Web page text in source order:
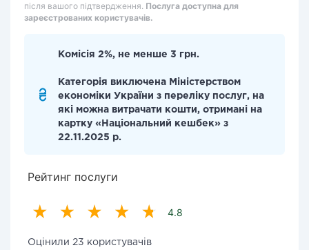
після вашого підтвердження. Послуга доступна для
зареєстрованих користувачів.
Комісія 2%, не менше 3 грн.
Категорія виключена Міністерством
економіки України з переліку послуг, на
які можна витрачати кошти, отримані на
картку «Національний кешбек» з
22.11.2025 р.
Рейтинг послуги
4.8
Оцінили 23 користувачів